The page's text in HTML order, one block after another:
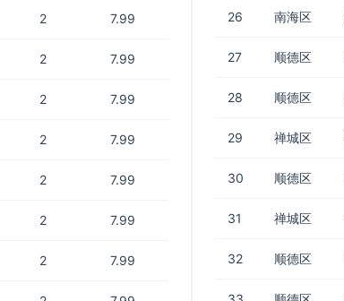
2 7.99
2 7.99
2 7.99
2 7.99
2 7.99
2 7.99
2 7.99
26 南海区
27 顺德区
28 顺德区
29 禅城区
30 顺德区
31 禅城区
32 顺德区